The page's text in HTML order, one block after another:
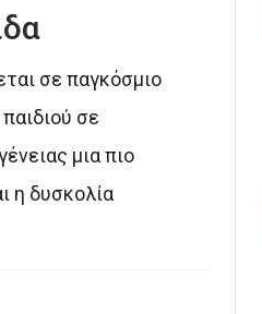
σε παγκόσμιο
σε
μια πιο
η δυσκολία